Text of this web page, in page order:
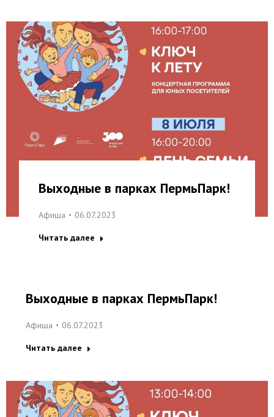
Выходные в парках ПермьПарк!
Афиша 06.07.2023
Читать далее
Выходные в парках ПермьПарк!
Афиша 06.07.2023
Читать далее